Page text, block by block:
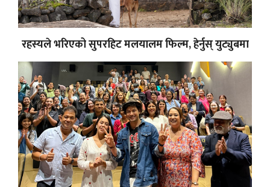
रहस्यले भरिएको सुपरहिट मलयालम फिल्म, हेर्नुस् युट्युबमा